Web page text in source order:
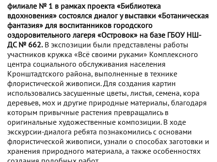
филиале № 1 в рамках проекта «Библиотека
вдохновения» состоялся диалог у выставки «Ботаническая
фантазия» для воспитанников городского
оздоровительного лагеря «Островок» на базе ГБОУ НШ-
ДС № 662.В экспозиции были представлены работы
участников кружка «Всё своими руками» Комплексного
центра социального обслуживания населения
Кронштадтского района, выполненные в технике
флористической живописи. Для создания картин
использовались засушенные цветы, листья, семена, кора
деревьев, мох и другие природные материалы, благодаря
которым привычные растения превращались в
оригинальные художественные композиции. В ходе
экскурсии-диалога ребята познакомились с основами
флористической живописи, узнали о способах заготовки и
хранения природного материала, а также особенностях